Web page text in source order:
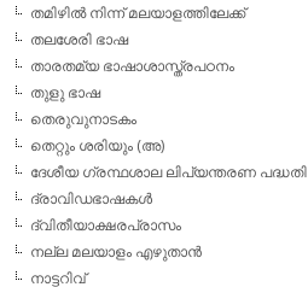
തമിഴില്‍ നിന്ന് മലയാളത്തിലേക്ക്
തലശേരി ഭാഷ
താരതമ്യ ഭാഷാശാസ്ത്രപഠനം
തുളു ഭാഷ
തെരുവുനാടകം
തെറ്റും ശരിയും (അ)
ദേശീയ ഗ്രന്ഥശാല ലിപ്യന്തരണ പദ്ധതി
ദ്രാവിഡഭാഷകള്‍
ദ്വിതീയാക്ഷരപ്രാസം
നല്ല മലയാളം എഴുതാന്‍
നാട്ടറിവ്